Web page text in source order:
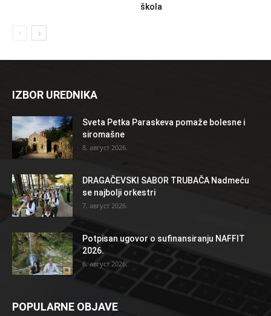
škola
IZBOR UREDNIKA
Sveta Petka Paraskeva pomaže bolesne i
siromašne
8. август 2026.
DRAGAČEVSKI SABOR TRUBAČA Nadmeću
se najbolji orkestri
7. август 2026.
Potpisan ugovor o sufinansiranju NAFFIT
2026.
6. август 2026.
POPULARNE OBJAVE